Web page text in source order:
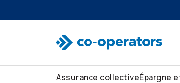
Assurance collectiveÉpargne